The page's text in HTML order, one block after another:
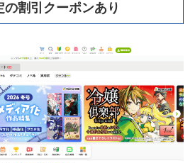
割引クーポンあり